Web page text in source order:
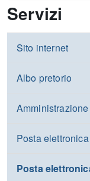
Servizi
Sito internet
Albo pretorio
Posta
Posta